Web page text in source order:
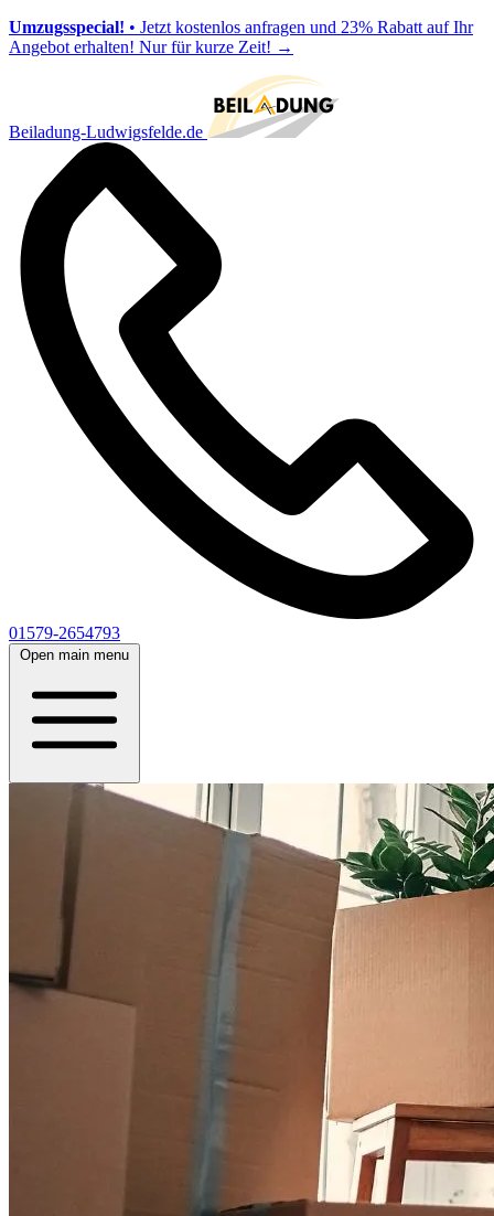
Umzugsspecial! • Jetzt kostenlos anfragen und 23% Rabatt auf Ihr
Angebot erhalten! Nur für kurze Zeit! →
Beiladung-Ludwigsfelde.de
01579-2654793
Open main menu